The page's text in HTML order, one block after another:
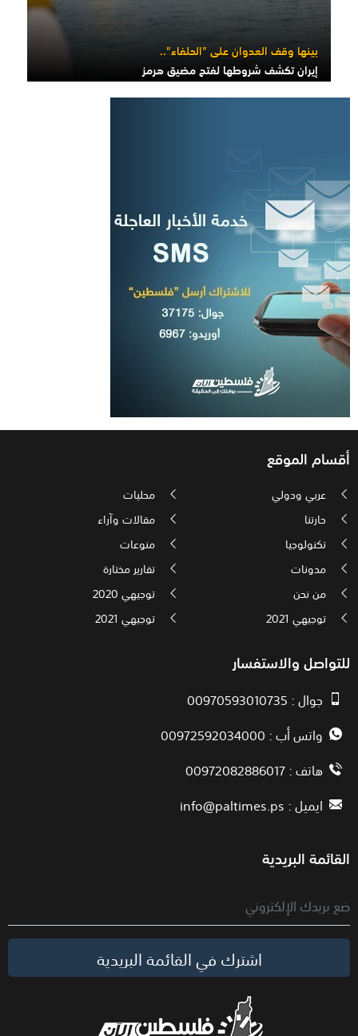
بينها وقف العدوان على "الحلفاء"..
إيران تكشف شروطها لفتح مضيق هرمز
أقسام الموقع
عربي ودولي
محليات
حارتنا
مقالات وآراء
تكنولوجيا
منوعات
مدونات
تقارير مختارة
من نحن
توجيهي 2020
توجيهي 2021
توجيهي 2021
للتواصل والاستفسار
جوال : 00970593010735
واتس أب : 00972592034000
هاتف : 00972082886017
ايميل :info@paltimes.ps
القائمة البريدية
اشترك في القائمة البريدية